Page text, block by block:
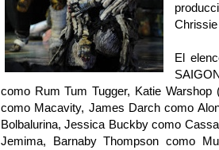
El
como Rum Tum Tugger, Katie
como Macavity, James Darch como
Bolbalurina, Jessica Buckby como
Jemima, Barnaby Thompson como